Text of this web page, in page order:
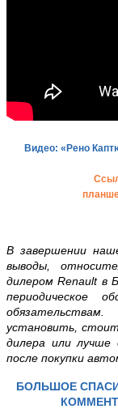
Видео: «Рено
В завершении
выводы,
дилеромRenault в
периодическое
установить,
дилера или лучше
после покупки
БОЛЬШОЕ